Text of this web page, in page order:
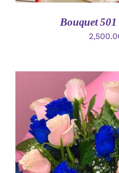
Bouquet 501
AÑADIR AL